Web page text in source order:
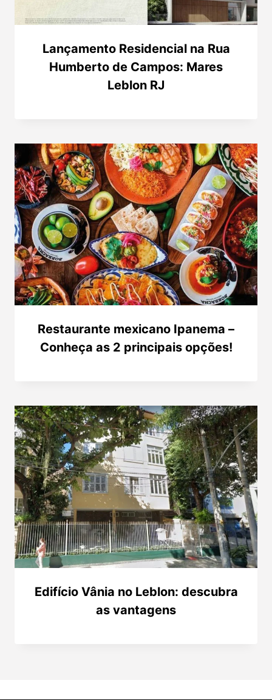
Lançamento Residencial na Rua
Humberto de Campos: Mares
Leblon RJ
Restaurante mexicano Ipanema –
Conheça as 2 principais opções!
Edifício Vânia no Leblon: descubra
as vantagens